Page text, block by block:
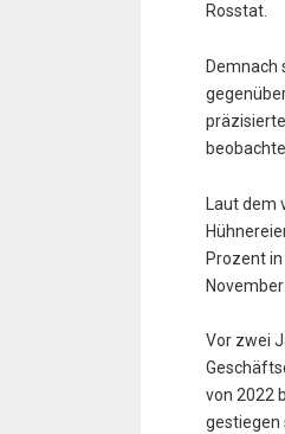
Rosstat.
Demnach
Laut dem
Prozent
Vor zwei
von 2022
gestiegen